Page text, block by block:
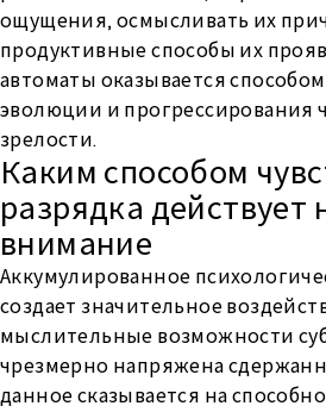
ощущения, осмысливать их
продуктивные способы их
автоматы оказывается
эволюции и прогрессирования
зрелости.
Каким способом
разрядка действует
внимание
Аккумулированное
создает значительное
мыслительные возможности
чрезмерно напряжена
данное сказывается на